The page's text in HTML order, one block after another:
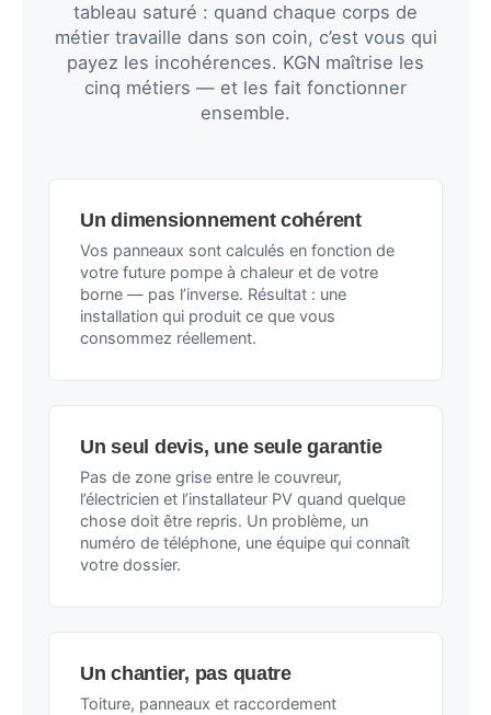
tableau saturé : quand chaque corps de
métier travaille dans son coin, c’est vous qui
payez les incohérences. KGN maîtrise les
cinq métiers — et les fait fonctionner
ensemble.
Un dimensionnement cohérent
Vos panneaux sont calculés en fonction de
votre future pompe à chaleur et de votre
borne — pas l’inverse. Résultat : une
installation qui produit ce que vous
consommez réellement.
Un seul devis, une seule garantie
Pas de zone grise entre le couvreur,
l’électricien et l’installateur PV quand quelque
chose doit être repris. Un problème, un
numéro de téléphone, une équipe qui connaît
votre dossier.
Un chantier, pas quatre
Toiture, panneaux et raccordement